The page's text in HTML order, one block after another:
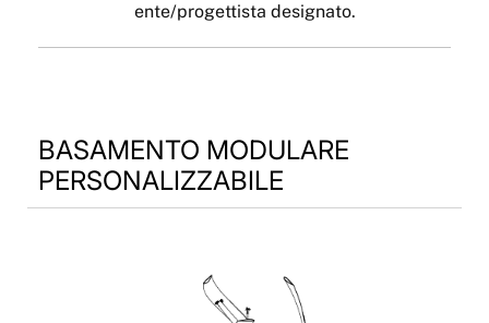
ente/progettista designato.
BASAMENTO MODULARE
PERSONALIZZABILE